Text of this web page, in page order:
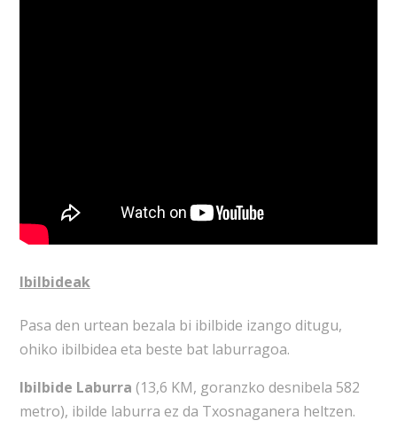
Ibilbideak
Pasa den urtean bezala bi ibilbide izango ditugu,
ohiko ibilbidea eta beste bat laburragoa.
Ibilbide Laburra (13,6 KM, goranzko desnibela 582
metro), ibilde laburra ez da Txosnaganera heltzen.